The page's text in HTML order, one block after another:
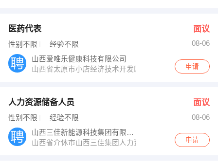
医药代表 面议
性别不限 经验不限
08-06
山西爱唯乐健康科技有限公司
山西省太原市小店经济技术开发区经北街16号德森大厦5
申请
人力资源储备人员 面议
性别不限 经验不限
08-06
山西三佳新能源科技集团有限公司
山西省介休市山西三佳集团人力资源部
申请